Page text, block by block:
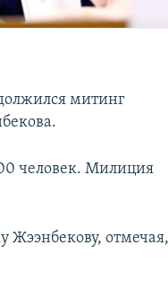
митинг
человек. Милиция
Жээнбекову, отмечая,